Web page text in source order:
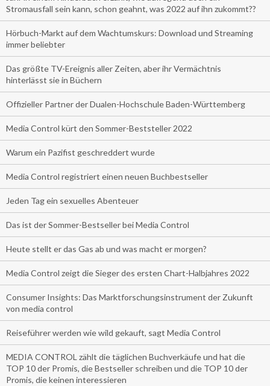
Stromausfall sein kann, schon geahnt, was 2022 auf ihn zukommt??
Hörbuch-Markt auf dem Wachtumskurs: Download und Streaming
immer beliebter
Das größte TV-Ereignis aller Zeiten, aber ihr Vermächtnis
hinterlässt sie in Büchern
Offizieller Partner der Dualen-Hochschule Baden-Württemberg
Media Control kürt den Sommer-Beststeller 2022
Warum ein Pazifist geschreddert wurde
Media Control registriert einen neuen Buchbestseller
Jeden Tag ein sexuelles Abenteuer
Das ist der Sommer-Bestseller bei Media Control
Heute stellt er das Gas ab und was macht er morgen?
Media Control zeigt die Sieger des ersten Chart-Halbjahres 2022
Consumer Insights: Das Marktforschungsinstrument der Zukunft
von media control
Reiseführer werden wie wild gekauft, sagt Media Control
MEDIA CONTROL zählt die täglichen Buchverkäufe und hat die
TOP 10 der Promis, die Bestseller schreiben und die TOP 10 der
Promis, die keinen interessieren